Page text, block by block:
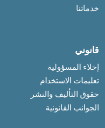
خدماتنا
قانوني
إخلاء المسؤولية
تعليمات الاستخدام
حقوق التأليف والنشر
الجوانب القانونية